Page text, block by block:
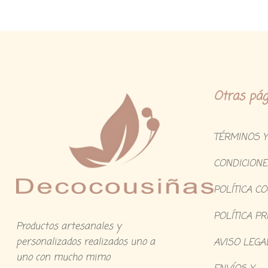
Productos artesanales y
personalizados realizados uno a
uno con mucho mimo
Otras
TÉRMINOS Y
POLÍTICA
POLÍTICA
AVISO